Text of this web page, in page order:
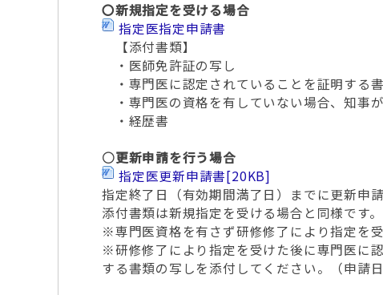
〇新規指定を受ける場合
指定医指定申請書
【添付書類】
・医師免許証の写し
・専門医に認定されていることを証明する
・専門医の資格を有していない場合、知事
・経歴書
○更新申請を行う場合
指定医更新申請書[20KB]
指定終了日（有効期間満了日）までに更新申
添付書類は新規指定を受ける場合と同様です。
※専門医資格を有さず研修修了により指定を
※研修修了により指定を受けた後に専門医に
する書類の写しを添付してください。（申請